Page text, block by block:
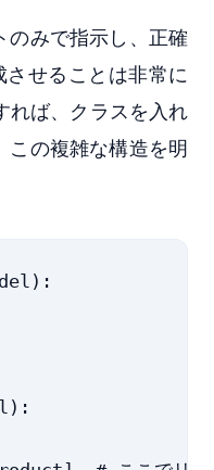
のみで指示し、正確
せることは非常に
れば、クラスを入れ
この複雑な構造を明